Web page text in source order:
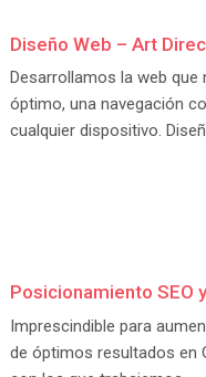
Diseño Web – Art
Desarrollamos la web
óptimo, una navegación
cualquier dispositivo.
Posicionamiento SEO
Imprescindible para
de óptimos resultados en